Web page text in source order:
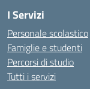
I Servizi
Personale scolastico
Famiglie e studenti
Percorsi di studio
Tutti i servizi